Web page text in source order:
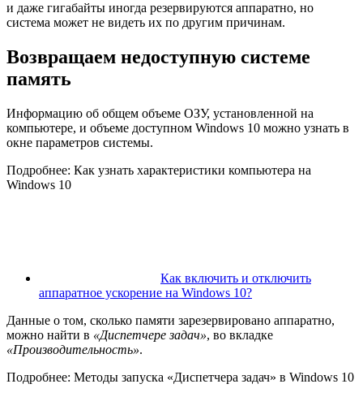
и даже гигабайты иногда резервируются аппаратно, но
система может не видеть их по другим причинам.
Возвращаем недоступную системе
память
Информацию об общем объеме ОЗУ, установленной на
компьютере, и объеме доступном Windows 10 можно узнать в
окне параметров системы.
Подробнее: Как узнать характеристики компьютера на
Windows 10
Как включить и отключить
аппаратное ускорение на Windows 10?
Данные о том, сколько памяти зарезервировано аппаратно,
можно найти в «Диспетчере задач», во вкладке
«Производительность».
Подробнее: Методы запуска «Диспетчера задач» в Windows 10